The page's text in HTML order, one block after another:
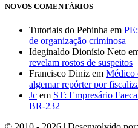
NOVOS COMENTÁRIOS
Tutoriais do Pebinha em
de organização criminosa
Ideginaldo Dionísio Neto
revelam rostos de suspeitos
Francisco Diniz em Médico
algemar repórter por
Jc em ST: Empresário
BR-232